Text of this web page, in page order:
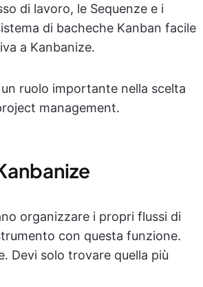
di lavoro, le Sequenze e i
di bacheche Kanban facile
a Kanbanize.
ruolo importante nella scelta
management.
organizzare i propri flussi di
con questa funzione.
Devi solo trovare quella più